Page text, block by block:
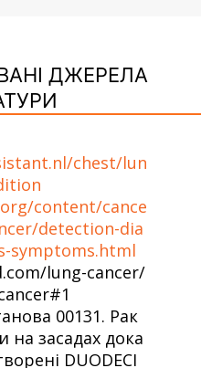
ДЖЕРЕЛА
chest/lun
content/cance
detection-dia
symptoms.html
lung-cancer/
00131. Рак
на засадах дока
DUODECI